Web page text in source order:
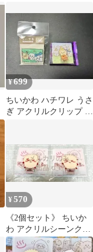
¥699
ちいかわ ハチワレ うさ
ぎ アクリルクリップ ピ
¥570
《2個セット》 ちいか
わ アクリルシーンクリ
ップビスケット ラッコ